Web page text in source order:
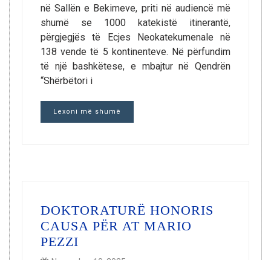
në Sallën e Bekimeve, priti në audiencë më
shumë se 1000 katekistë itinerantë,
përgjegjës të Ecjes Neokatekumenale në
138 vende të 5 kontinenteve. Në përfundim
të një bashkëtese, e mbajtur në Qendrën
“Shërbëtori i
Lexoni më shumë
DOKTORATURË HONORIS
CAUSA PËR AT MARIO
PEZZI